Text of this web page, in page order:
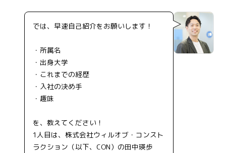
では、早速自己紹介をお願いします！
・所属名
・出身大学
・これまでの経歴
・入社の決め手
・趣味
を、教えてください！
1人目は、株式会社ウィルオブ・コンスト
ラクション（以下、CON）の田中瑛歩